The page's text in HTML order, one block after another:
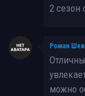
2 сезон
Роман
можно